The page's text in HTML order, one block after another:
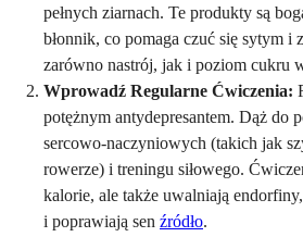
pełnych ziarnach. Te produkty są
błonnik, co pomaga czuć się sytym i
zarówno nastrój, jak i poziom cukru
Wprowadź Regularne Ćwiczenia:
potężnym antydepresantem. Dąż do
sercowo-naczyniowych (takich jak
rowerze) i treningu siłowego.
kalorie, ale także uwalniają
i poprawiają sen źródło.